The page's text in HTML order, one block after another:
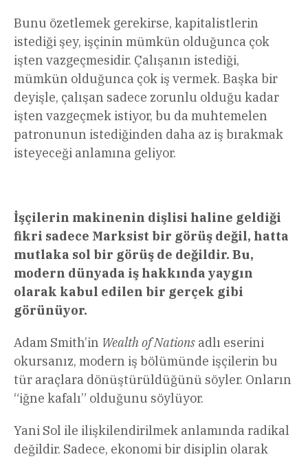
Bunu özetlemek gerekirse, kapitalistlerin
istediği şey, işçinin mümkün olduğunca çok
işten vazgeçmesidir. Çalışanın istediği,
mümkün olduğunca çok iş vermek. Başka bir
deyişle, çalışan sadece zorunlu olduğu kadar
işten vazgeçmek istiyor, bu da muhtemelen
patronunun istediğinden daha az iş bırakmak
isteyeceği anlamına geliyor.
İşçilerin makinenin dişlisi haline geldiği
fikri sadece Marksist bir görüş değil, hatta
mutlaka sol bir görüş de değildir. Bu,
modern dünyada iş hakkında yaygın
olarak kabul edilen bir gerçek gibi
görünüyor.
Adam Smith’in Wealth of Nations adlı eserini
okursanız, modern iş bölümünde işçilerin bu
tür araçlara dönüştürüldüğünü söyler. Onların
“iğne kafalı” olduğunu söylüyor.
Yani Sol ile ilişkilendirilmek anlamında radikal
değildir. Sadece, ekonomi bir disiplin olarak